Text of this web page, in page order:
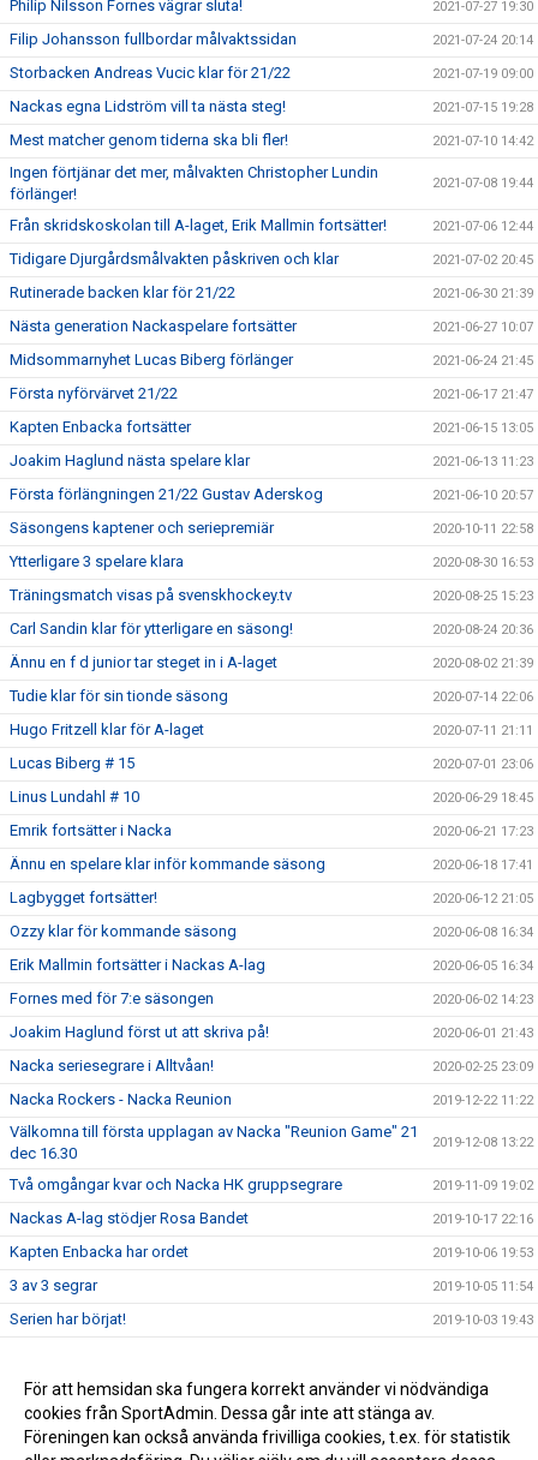
Philip Nilsson Fornes vägrar sluta! 2021-07-27 19:30
Filip Johansson fullbordar målvaktssidan 2021-07-24 20:14
Storbacken Andreas Vucic klar för 21/22 2021-07-19 09:00
Nackas egna Lidström vill ta nästa steg! 2021-07-15 19:28
Mest matcher genom tiderna ska bli fler! 2021-07-10 14:42
Ingen förtjänar det mer, målvakten Christopher Lundin
förlänger!
2021-07-08 19:44
Från skridskoskolan till A-laget, Erik Mallmin fortsätter! 2021-07-06 12:44
Tidigare Djurgårdsmålvakten påskriven och klar 2021-07-02 20:45
Rutinerade backen klar för 21/22 2021-06-30 21:39
Nästa generation Nackaspelare fortsätter 2021-06-27 10:07
Midsommarnyhet Lucas Biberg förlänger 2021-06-24 21:45
Första nyförvärvet 21/22 2021-06-17 21:47
Kapten Enbacka fortsätter 2021-06-15 13:05
Joakim Haglund nästa spelare klar 2021-06-13 11:23
Första förlängningen 21/22 Gustav Aderskog 2021-06-10 20:57
Säsongens kaptener och seriepremiär 2020-10-11 22:58
Ytterligare 3 spelare klara 2020-08-30 16:53
Träningsmatch visas på svenskhockey.tv 2020-08-25 15:23
Carl Sandin klar för ytterligare en säsong! 2020-08-24 20:36
Ännu en f d junior tar steget in i A-laget 2020-08-02 21:39
Tudie klar för sin tionde säsong 2020-07-14 22:06
Hugo Fritzell klar för A-laget 2020-07-11 21:11
Lucas Biberg # 15 2020-07-01 23:06
Linus Lundahl # 10 2020-06-29 18:45
Emrik fortsätter i Nacka 2020-06-21 17:23
Ännu en spelare klar inför kommande säsong 2020-06-18 17:41
Lagbygget fortsätter! 2020-06-12 21:05
Ozzy klar för kommande säsong 2020-06-08 16:34
Erik Mallmin fortsätter i Nackas A-lag 2020-06-05 16:34
Fornes med för 7:e säsongen 2020-06-02 14:23
Joakim Haglund först ut att skriva på! 2020-06-01 21:43
Nacka seriesegrare i Alltvåan! 2020-02-25 23:09
Nacka Rockers - Nacka Reunion 2019-12-22 11:22
Välkomna till första upplagan av Nacka "Reunion Game" 21
dec 16.30
2019-12-08 13:22
Två omgångar kvar och Nacka HK gruppsegrare 2019-11-09 19:02
Nackas A-lag stödjer Rosa Bandet 2019-10-17 22:16
Kapten Enbacka har ordet 2019-10-06 19:53
3 av 3 segrar 2019-10-05 11:54
Serien har börjat! 2019-10-03 19:43
Fler nya spelare 2019-09-22 21:54
Nya spelare inför säsongen 2019-09-22 21:47
För att hemsidan ska fungera korrekt använder vi nödvändiga
cookies från SportAdmin. Dessa går inte att stänga av.
Föreningen kan också använda frivilliga cookies, t.ex. för statistik